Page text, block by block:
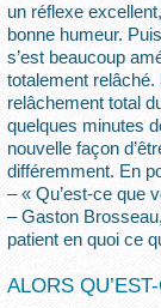
un réflexe
bonne humeur.
s’est beaucoup
totalement
relâchement total
quelques minutes
nouvelle façon
différemment. En
– « Qu’est-ce que
– Gaston
patient en quoi ce
ALORS